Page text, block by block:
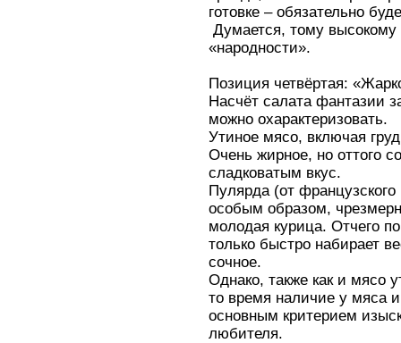
готовке – обязательно
Думается, тому высокому
«народности».
Позиция четвёртая:
Насчёт салата фантазии
можно охарактеризовать.
Утиное мясо, включая
Очень жирное, но оттого
сладковатым вкус.
Пулярда (от
особым образом,
молодая курица. Отчего
только быстро набирает
сочное.
Однако, также как и мясо
то время наличие у мяса
основным критерием
любителя.